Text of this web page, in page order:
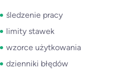
śledzenie pracy
limity stawek
wzorce użytkowania
dzienniki błędów